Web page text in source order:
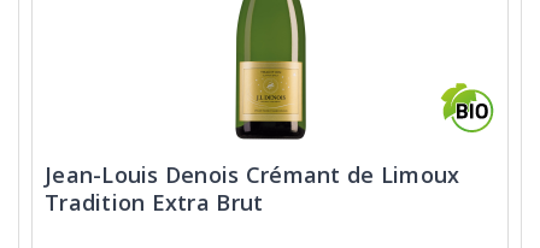
Jean-Louis Denois Crémant de Limoux
Tradition Extra Brut